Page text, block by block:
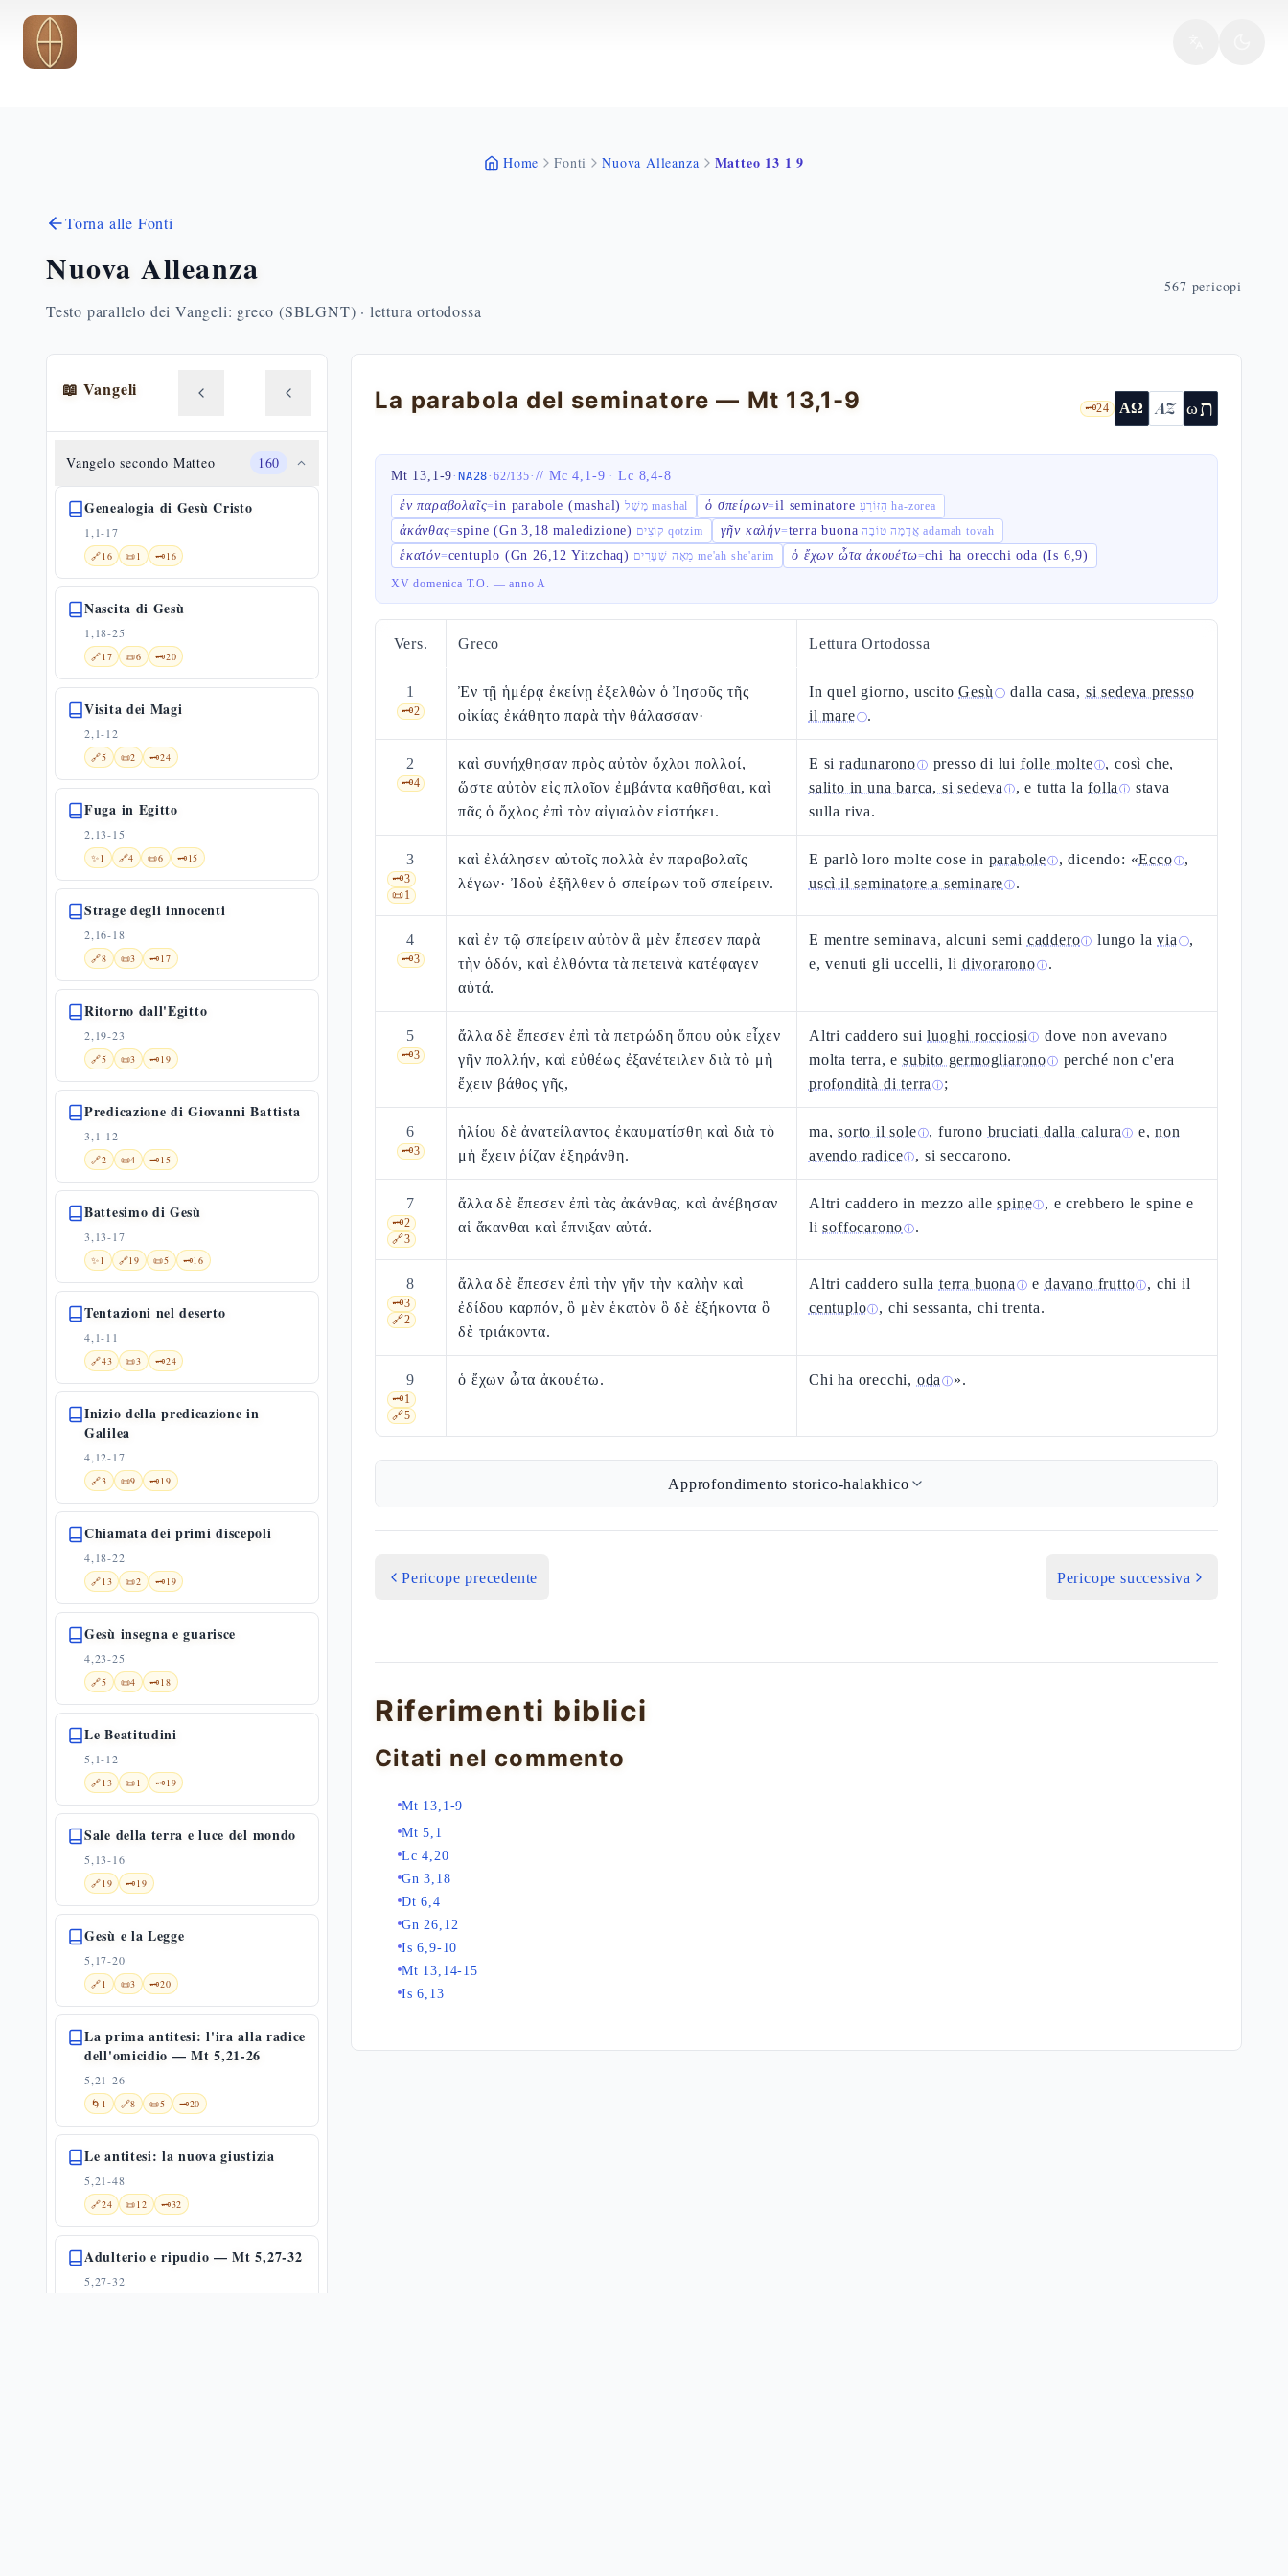
Vai al contenuto principale
Home Fonti Nuova Alleanza Matteo 13 1 9
Torna alle Fonti
Nuova Alleanza
Testo parallelo dei Vangeli: greco (SBLGNT) · lettura ortodossa
567 pericopi
📖 Vangeli
Vangelo secondo Matteo 160
Genealogia di Gesù Cristo
1,1-17
🔗16 📜1 🗝️16
Nascita di Gesù
1,18-25
🔗17 📜6 🗝️20
Visita dei Magi
2,1-12
🔗5 📜2 🗝️24
Fuga in Egitto
2,13-15
✨1 🔗4 📜6 🗝️15
Strage degli innocenti
2,16-18
🔗8 📜3 🗝️17
Ritorno dall'Egitto
2,19-23
🔗5 📜3 🗝️19
Predicazione di Giovanni Battista
3,1-12
🔗2 📜4 🗝️15
Battesimo di Gesù
3,13-17
✨1 🔗19 📜5 🗝️16
Tentazioni nel deserto
4,1-11
🔗43 📜3 🗝️24
Inizio della predicazione in
Galilea
4,12-17
🔗3 📜9 🗝️19
Chiamata dei primi discepoli
4,18-22
🔗13 📜2 🗝️19
Gesù insegna e guarisce
4,23-25
🔗5 📜4 🗝️18
Le Beatitudini
5,1-12
🔗13 📜1 🗝️19
Sale della terra e luce del mondo
5,13-16
🔗19 🗝️19
Gesù e la Legge
5,17-20
🔗1 📜3 🗝️20
La prima antitesi: l'ira alla radice
dell'omicidio — Mt 5,21-26
5,21-26
🌀 1 🔗8 📜5 🗝️20
Le antitesi: la nuova giustizia
5,21-48
🔗24 📜12 🗝️32
Adulterio e ripudio — Mt 5,27-32
5,27-32
La parabola del seminatore — Mt 13,1-9 🗝️24 ΑΩ AZ ωת
Mt 13,1-9·NA28·62/135· //Mc 4,1-9 · Lc 8,4-8
ἐν παραβολαῖς=in parabole (mashal) מָשָׁל mashal ὁ σπείρων=il seminatore הַזּוֹרֵעַ ha-zorea
ἀκάνθας=spine (Gn 3,18 maledizione) קוֹצִים qotzim γῆν καλήν=terra buona אֲדָמָה טוֹבָה adamah tovah
ἑκατόν=centuplo (Gn 26,12 Yitzchaq) מֵאָה שְׁעָרִים me'ah she'arim ὁ ἔχων ὦτα ἀκουέτω=chi ha orecchi oda (Is 6,9)
XV domenica T.O. — anno A
Vers. Greco Lettura Ortodossa
1
🗝️2
Ἐν τῇ ἡμέρᾳ ἐκείνῃ ἐξελθὼν ὁ Ἰησοῦς τῆς
οἰκίας ἐκάθητο παρὰ τὴν θάλασσαν·
In quel giorno, uscitoGesù ⓘ dalla casa, si sedeva presso
il mareⓘ.
2
🗝️4
καὶ συνήχθησαν πρὸς αὐτὸν ὄχλοι πολλοί,
ὥστε αὐτὸν εἰς πλοῖον ἐμβάντα καθῆσθαι, καὶ
πᾶς ὁ ὄχλος ἐπὶ τὸν αἰγιαλὸν εἱστήκει.
E si radunaronoⓘ presso di lui folle molteⓘ, così che,
salito in una barca, si sedeva ⓘ, e tutta lafolla ⓘ stava
sulla riva.
3
🗝️3
📜1
καὶ ἐλάλησεν αὐτοῖς πολλὰ ἐν παραβολαῖς
λέγων· Ἰδοὺ ἐξῆλθεν ὁ σπείρων τοῦ σπείρειν.
E parlò loro molte cose in paraboleⓘ, dicendo: «Eccoⓘ,
uscì il seminatore a seminareⓘ.
4
🗝️3
καὶ ἐν τῷ σπείρειν αὐτὸν ἃ μὲν ἔπεσεν παρὰ
τὴν ὁδόν, καὶ ἐλθόντα τὰ πετεινὰ κατέφαγεν
αὐτά.
E mentre seminava, alcuni semi cadderoⓘ lungo lavia ⓘ,
e, venuti gli uccelli, li divoraronoⓘ.
5
🗝️3
ἄλλα δὲ ἔπεσεν ἐπὶ τὰ πετρώδη ὅπου οὐκ εἶχεν
γῆν πολλήν, καὶ εὐθέως ἐξανέτειλεν διὰ τὸ μὴ
ἔχειν βάθος γῆς,
Altri caddero suiluoghi rocciosiⓘ dove non avevano
molta terra, e subito germogliaronoⓘ perché non c'era
profondità di terra ⓘ;
6
🗝️3
ἡλίου δὲ ἀνατείλαντος ἐκαυματίσθη καὶ διὰ τὸ
μὴ ἔχειν ῥίζαν ἐξηράνθη.
ma,sorto il soleⓘ, furono bruciati dalla caluraⓘ e,non
avendo radiceⓘ, si seccarono.
7
🗝️2
🔗3
ἄλλα δὲ ἔπεσεν ἐπὶ τὰς ἀκάνθας, καὶ ἀνέβησαν
αἱ ἄκανθαι καὶ ἔπνιξαν αὐτά.
Altri caddero in mezzo allespineⓘ, e crebbero le spine e
lisoffocaronoⓘ.
8
🗝️3
🔗2
ἄλλα δὲ ἔπεσεν ἐπὶ τὴν γῆν τὴν καλὴν καὶ
ἐδίδου καρπόν, ὃ μὲν ἑκατὸν ὃ δὲ ἑξήκοντα ὃ
δὲ τριάκοντα.
Altri caddero sulla terra buona ⓘ e davano fruttoⓘ, chi il
centuploⓘ, chi sessanta, chi trenta.
9
🗝️1
🔗5
ὁ ἔχων ὦτα ἀκουέτω. Chi ha orecchi, oda ⓘ».
Approfondimento storico-halakhico
Pericope precedente Pericope successiva
Riferimenti biblici
Citati nel commento
Mt 13,1-9
Mt 5,1
Lc 4,20
Gn 3,18
Dt 6,4
Gn 26,12
Is 6,9-10
Mt 13,14-15
Is 6,13